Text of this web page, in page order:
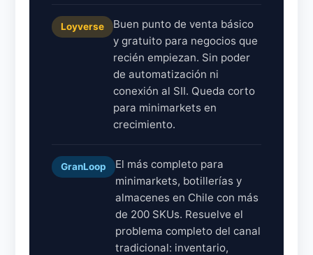
Loyverse
Buen punto de venta básico
y gratuito para negocios que
recién empiezan. Sin poder
de automatización ni
conexión al SII. Queda corto
para minimarkets en
crecimiento.
GranLoop
El más completo para
minimarkets, botillerías y
almacenes en Chile con más
de 200 SKUs. Resuelve el
problema completo del canal
tradicional: inventario,